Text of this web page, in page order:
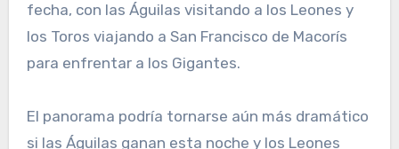
fecha, con las Águilas visitando a los Leones y
los Toros viajando a San Francisco de Macorís
para enfrentar a los Gigantes.
El panorama podría tornarse aún más dramático
si las Águilas ganan esta noche y los Leones